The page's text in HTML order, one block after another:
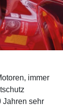
immer
Jahren sehr